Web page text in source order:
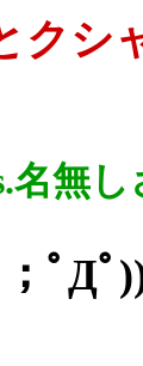
クシ
名無し
ﾟДﾟ